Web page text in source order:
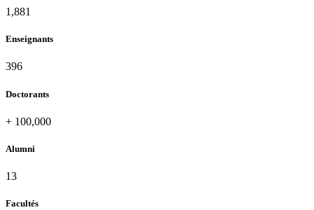
2,052
Enseignants
432
Doctorants
+ 100,000
Alumni
13
Facultés